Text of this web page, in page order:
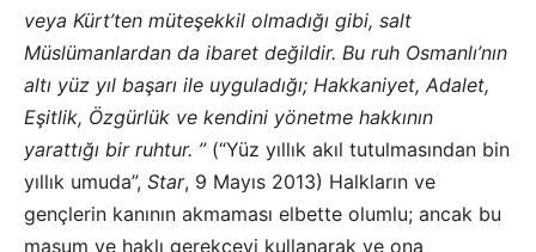
veya Kürt’ten müteşekkil olmadığı gibi, salt
Müslümanlardan da ibaret değildir. Bu ruh Osmanlı’nın
altı yüz yıl başarı ile uyguladığı; Hakkaniyet, Adalet,
Eşitlik, Özgürlük ve kendini yönetme hakkının
yarattığı bir ruhtur. ”(“Yüz yıllık akıl tutulmasından bin
yıllık umuda”, Star, 9 Mayıs 2013) Halkların ve
gençlerin kanının akmaması elbette olumlu; ancak bu
masum ve haklı gerekçeyi kullanarak ve ona